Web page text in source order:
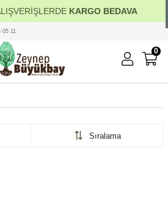
KARGO BEDAVA
05 11
0
Sıralama